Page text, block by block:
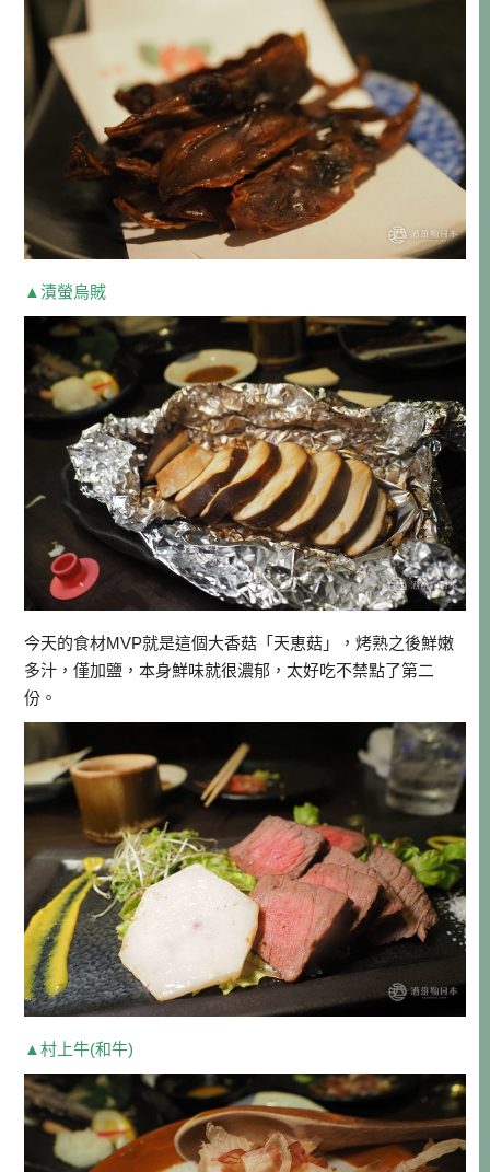
▲漬螢烏賊
今天的食材MVP就是這個大香菇「天恵菇」，烤熟之後鮮嫩
多汁，僅加鹽，本身鮮味就很濃郁，太好吃不禁點了第二
份。
▲村上牛(和牛)